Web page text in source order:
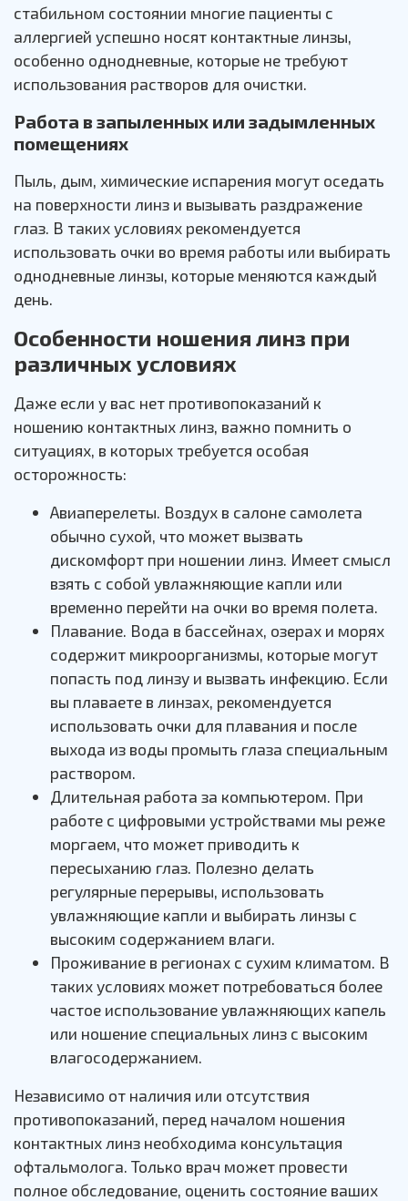
стабильном состоянии многие пациенты с
аллергией успешно носят контактные линзы,
особенно однодневные, которые не требуют
использования растворов для очистки.
Работа в запыленных или задымленных
помещениях
Пыль, дым, химические испарения могут оседать
на поверхности линз и вызывать раздражение
глаз. В таких условиях рекомендуется
использовать очки во время работы или выбирать
однодневные линзы, которые меняются каждый
день.
Особенности ношения линз при
различных условиях
Даже если у вас нет противопоказаний к
ношению контактных линз, важно помнить о
ситуациях, в которых требуется особая
осторожность:
Авиаперелеты. Воздух в салоне самолета
обычно сухой, что может вызвать
дискомфорт при ношении линз. Имеет смысл
взять с собой увлажняющие капли или
временно перейти на очки во время полета.
Плавание. Вода в бассейнах, озерах и морях
содержит микроорганизмы, которые могут
попасть под линзу и вызвать инфекцию. Если
вы плаваете в линзах, рекомендуется
использовать очки для плавания и после
выхода из воды промыть глаза специальным
раствором.
Длительная работа за компьютером. При
работе с цифровыми устройствами мы реже
моргаем, что может приводить к
пересыханию глаз. Полезно делать
регулярные перерывы, использовать
увлажняющие капли и выбирать линзы с
высоким содержанием влаги.
Проживание в регионах с сухим климатом. В
таких условиях может потребоваться более
частое использование увлажняющих капель
или ношение специальных линз с высоким
влагосодержанием.
Независимо от наличия или отсутствия
противопоказаний, перед началом ношения
контактных линз необходима консультация
офтальмолога. Только врач может провести
полное обследование, оценить состояние ваших